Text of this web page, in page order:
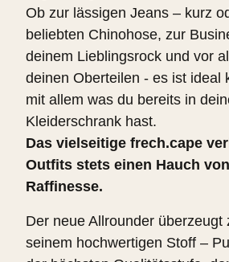
Ob zur lässigen Jeans – kurz
beliebten Chinohose, zur
deinem Lieblingsrock und vor
deinen Oberteilen - es ist ideal
mit allem was du bereits in
Kleiderschrank hast.
Das vielseitige frech.cape
Outfits stets einen Hauch
Raffinesse.
Der neue Allrounder überzeugt
seinem hochwertigen Stoff –